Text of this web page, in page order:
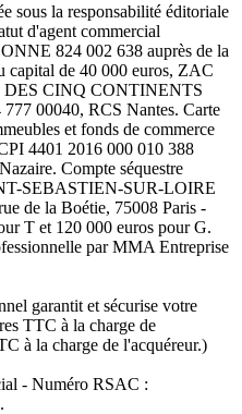
sous la responsabilité éditoriale
d'agent commercial
824 002 638 auprès de la
de 40 000 euros, ZAC
CINQ CONTINENTS
00040, RCS Nantes. Carte
et fonds de commerce
4401 2016 000 010 388
Compte séquestre
SEBASTIEN-SUR-LOIRE
de la Boétie, 75008 Paris -
T et 120 000 euros pour G.
par MMA Entreprise
garantit et sécurise votre
TTC à la charge de
à la charge de l'acquéreur.)
- Numéro RSAC :